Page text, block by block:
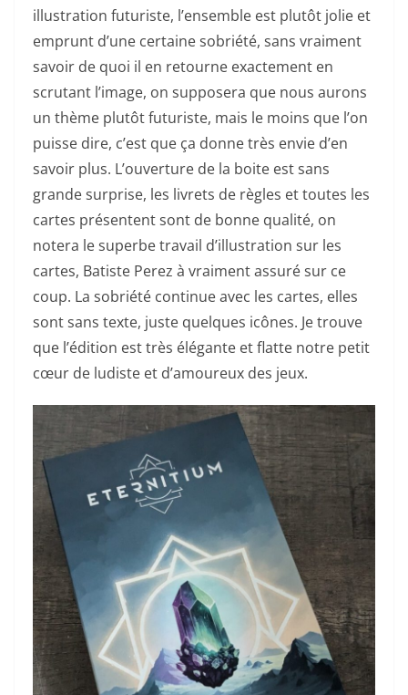
illustration futuriste, l’ensemble est plutôt jolie et
emprunt d’une certaine sobriété, sans vraiment
savoir de quoi il en retourne exactement en
scrutant l’image, on supposera que nous aurons
un thème plutôt futuriste, mais le moins que l’on
puisse dire, c’est que ça donne très envie d’en
savoir plus. L’ouverture de la boite est sans
grande surprise, les livrets de règles et toutes les
cartes présentent sont de bonne qualité, on
notera le superbe travail d’illustration sur les
cartes, Batiste Perez à vraiment assuré sur ce
coup. La sobriété continue avec les cartes, elles
sont sans texte, juste quelques icônes. Je trouve
que l’édition est très élégante et flatte notre petit
cœur de ludiste et d’amoureux des jeux.